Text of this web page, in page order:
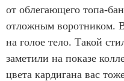
от облегающего топа-
отложным воротником.
на голое тело. Такой
заметили на показе
цвета кардигана вас